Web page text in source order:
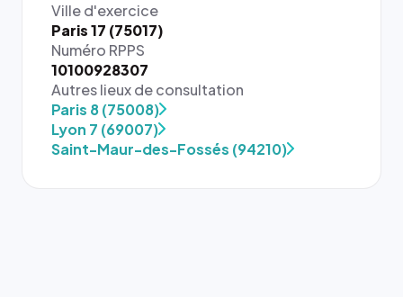
Ville d'exercice
Paris 17 (75017)
Numéro RPPS
10100928307
Autres lieux de consultation
Paris 8 (75008)
Lyon 7 (69007)
Saint-Maur-des-Fossés (94210)